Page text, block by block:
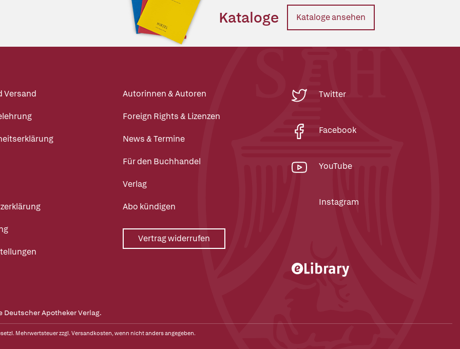
Kataloge Kataloge ansehen
Versand Autorinnen & Autoren
Foreign Rights & Lizenzen
News & Termine
Für den Buchhandel
Verlag
Abo kündigen
Vertrag widerrufen
Twitter
Facebook
YouTube
Instagram
Apotheker Verlag.
Mehrwertsteuer zzgl.Versandkosten, wenn nicht anders angegeben.